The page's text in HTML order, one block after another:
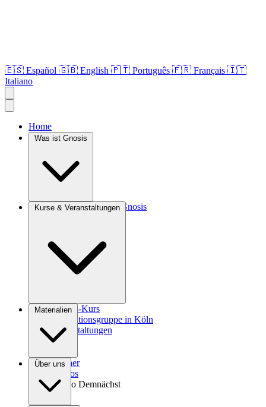
🇪🇸 Español 🇬🇧 English 🇵🇹 Português 🇫🇷 Français 🇮🇹
Italiano
Home
Was ist Gnosis
Einführung in die Gnosis
Kurse & Veranstaltungen
Gnosis-Kurs
Meditationsgruppe in Köln
Veranstaltungen
Materialien
Bücher
Videos
Audio Demnächst
Über uns